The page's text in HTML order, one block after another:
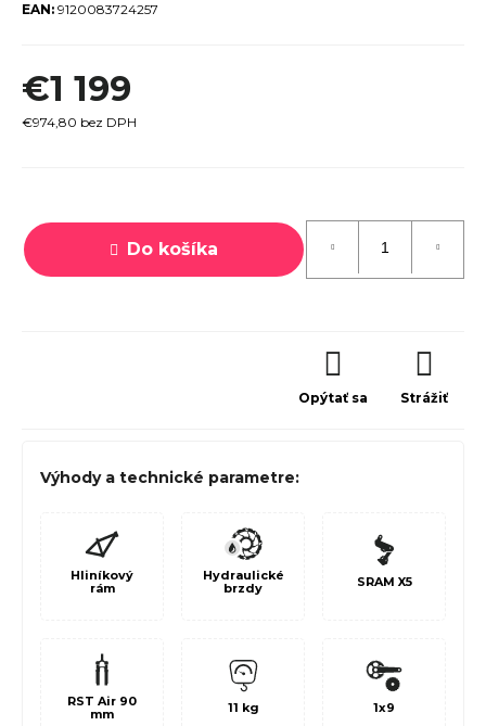
EAN: 9120083724257
€1 199
€974,80 bez DPH
cena:
Do košíka
Opýtať sa Strážiť
Výhody a technické parametre:
Hliníkový
rám
Hydraulické
brzdy
SRAM X5
RST Air 90
mm
11 kg 1x9
TREK
MARLIN
6 GEN 3
LAVA